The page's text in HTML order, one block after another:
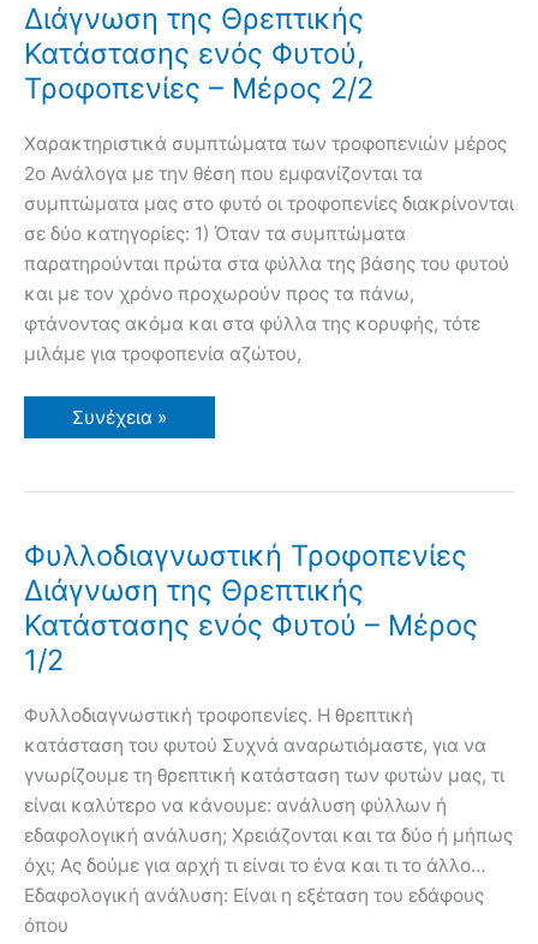
Ασθένειες
Διάγνωση της Θρεπτικής
Κατάστασης ενός Φυτού,
Τροφοπενίες – Μέρος 2/2
Χαρακτηριστικά συμπτώματα των τροφοπενιών μέρος
2ο Ανάλογα με την θέση που εμφανίζονται τα
συμπτώματα μας στο φυτό οι τροφοπενίες διακρίνονται
σε δύο κατηγορίες: 1) Όταν τα συμπτώματα
παρατηρούνται πρώτα στα φύλλα της βάσης του φυτού
και με τον χρόνο προχωρούν προς τα πάνω,
φτάνοντας ακόμα και στα φύλλα της κορυφής, τότε
μιλάμε για τροφοπενία αζώτου,
Διάγνωση
της
ενός
Μέρος
Συνέχεια »
Φυλλοδιαγνωστική Τροφοπενίες
Διάγνωση της Θρεπτικής
Κατάστασης ενός Φυτού – Μέρος
1/2
Φυλλοδιαγνωστική τροφοπενίες. Η θρεπτική
κατάσταση του φυτού Συχνά αναρωτιόμαστε, για να
γνωρίζουμε τη θρεπτική κατάσταση των φυτών μας, τι
είναι καλύτερο να κάνουμε: ανάλυση φύλλων ή
εδαφολογική ανάλυση; Χρειάζονται και τα δύο ή μήπως
όχι; Ας δούμε για αρχή τι είναι το ένα και τι το άλλο…
Εδαφολογική ανάλυση: Είναι η εξέταση του εδάφους
όπου